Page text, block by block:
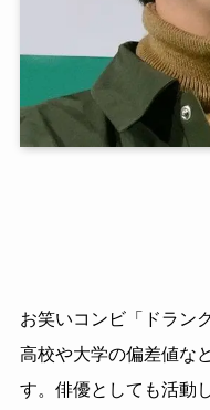
お笑いコンビ「ドラン
高校や大学の偏差値な
す。俳優としても活動